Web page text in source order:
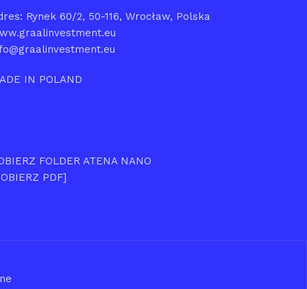
Rynek 60/2, 50-116, Wrocław, Polska
IN POLAND
FOLDER ATENA NANO
PDF]